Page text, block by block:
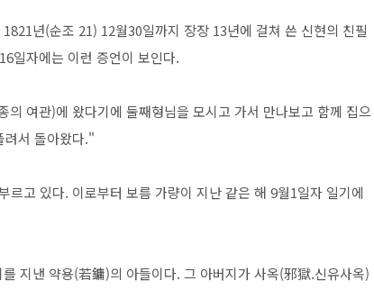
년(순조 21) 12월30일까지 장장 13년에 걸쳐 쓴 신현의 친필
일자에는 이런 증언이 보인다.
여관)에 왔다기에 둘째형님을 모시고 가서 만나보고 함께 집으
려서 돌아왔다."
르고 있다. 이로부터 보름 가량이 지난 같은 해 9월1일자 일기에
지낸 약용(若鏞)의 아들이다. 그 아버지가 사옥(邪獄.신유사옥)